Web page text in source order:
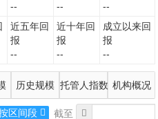
--
--
--
近五年回
报
--
近十年回
报
--
成立以来回
报
--
历史规模 托管人指数 机构概况
区间段